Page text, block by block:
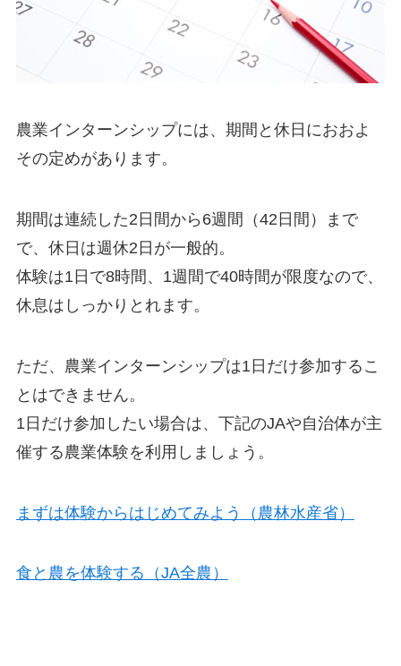
農業インターンシップには、 期間と休日におおよ
その定めがあります。
期間は連続した2日間から6週間（42日間）まで
で、休日は週休2日 が一般的。
体験は1日で8時間、1週間で40時間が限度なので、
休息はしっかりとれます。
ただ、農業インターンシップは1日だけ参加するこ
とはできません。
1日だけ参加したい場合は、下記のJAや自治体が主
催する農業体験を利用しましょう。
まずは体験からはじめてみよう（農林水産省）
食と農を体験する（JA全農）